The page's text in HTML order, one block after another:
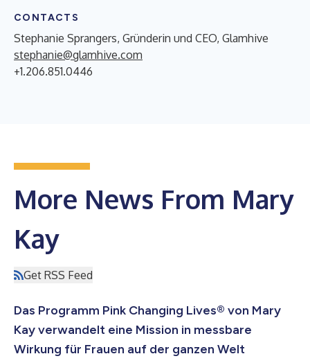
CONTACTS
Stephanie Sprangers, Gründerin und CEO, Glamhive
stephanie@glamhive.com
+1.206.851.0446
More News From Mary
Kay
Get RSS Feed
Das Programm Pink Changing Lives® von Mary
Kay verwandelt eine Mission in messbare
Wirkung für Frauen auf der ganzen Welt